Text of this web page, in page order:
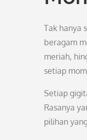
Tak hanya
beragam
meriah,
setiap
Setiap
Rasanya
pilihan